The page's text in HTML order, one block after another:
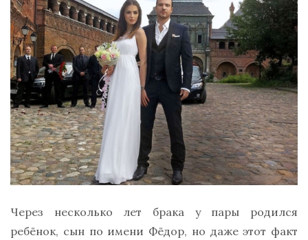
Через несколько лет брака у пары родился
ребёнок, сын по имени Фёдор, но даже этот факт